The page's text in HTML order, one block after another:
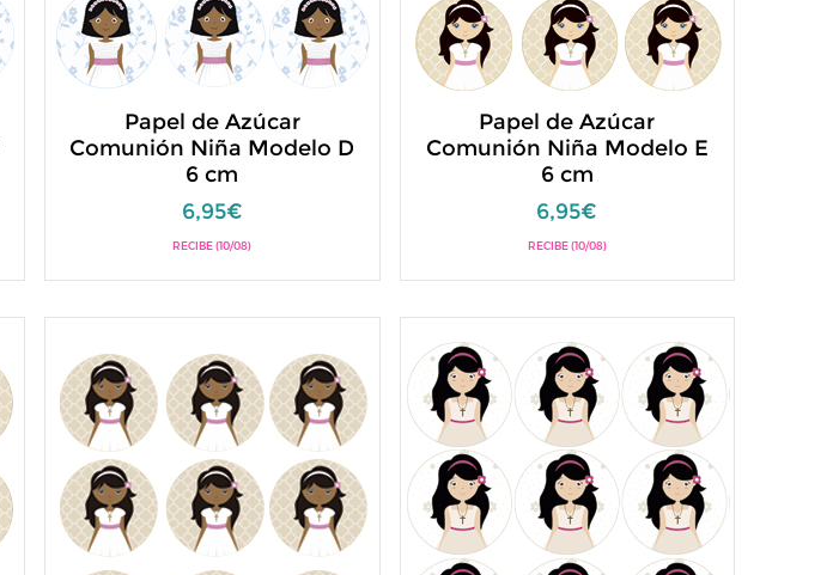
Papel de Azúcar
Comunión Niña Modelo D
6 cm
6,95€
RECIBE (10/08)
Papel de Azúcar
Comunión Niña Modelo E
6 cm
6,95€
RECIBE (10/08)